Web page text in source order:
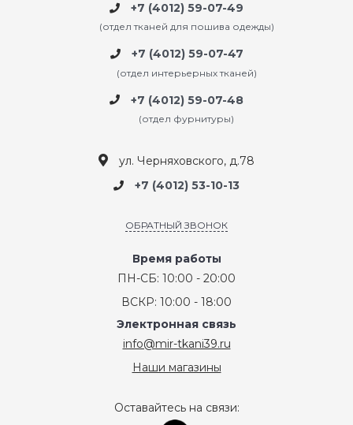
+7 (4012) 59-07-49
(отдел тканей для пошива одежды)
+7 (4012) 59-07-47
(отдел интерьерных тканей)
+7 (4012) 59-07-48
(отдел фурнитуры)
ул. Черняховского, д.78
+7 (4012) 53-10-13
ОБРАТНЫЙ ЗВОНОК
Время работы
ПН-СБ: 10:00 - 20:00
ВСКР: 10:00 - 18:00
Электронная связь
info@mir-tkani39.ru
Наши магазины
Оставайтесь на связи: